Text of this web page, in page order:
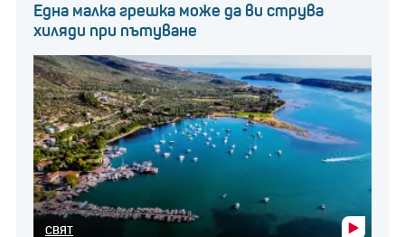
Една малка грешка може да ви струва
хиляди при пътуване
СВЯТ